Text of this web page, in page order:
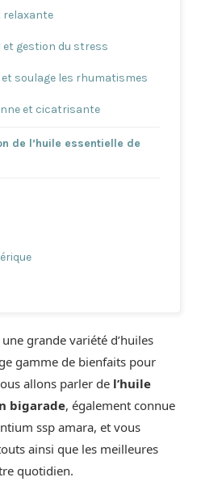
relaxante
et gestion du stress
soulage les rhumatismes
et cicatrisante
de l’huile essentielle de
grande variété d’huiles
gamme de bienfaits pour
allons parler de l’huile
bigarade, également connue
ssp amara, et vous
ainsi que les meilleures
quotidien.